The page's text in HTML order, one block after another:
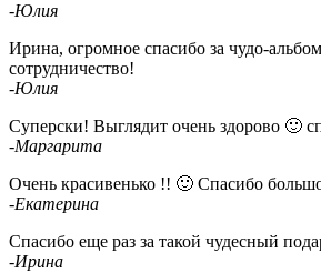
-Юлия
Ирина, огромное спасибо за чудо-
сотрудничество!
-Юлия
Суперски! Выглядит очень здорово 🙂
-Маргарита
Очень красивенько !! 🙂 Спасибо
-Екатерина
Спасибо еще раз за такой чудесный
-Ирина